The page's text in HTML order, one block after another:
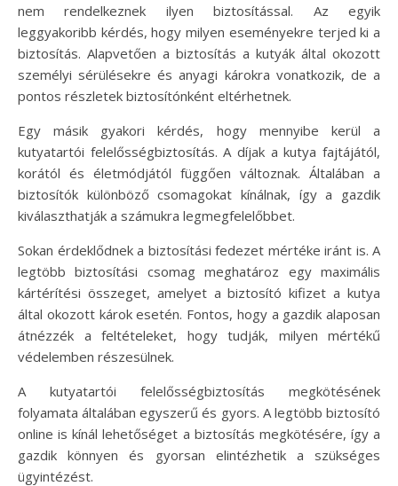
nem rendelkeznek ilyen biztosítással. Az egyik
leggyakoribb kérdés, hogy milyen eseményekre terjed ki a
biztosítás. Alapvetően a biztosítás a kutyák által okozott
személyi sérülésekre és anyagi károkra vonatkozik, de a
pontos részletek biztosítónként eltérhetnek.
Egy másik gyakori kérdés, hogy mennyibe kerül a
kutyatartói felelősségbiztosítás. A díjak a kutya fajtájától,
korától és életmódjától függően változnak. Általában a
biztosítók különböző csomagokat kínálnak, így a gazdik
kiválaszthatják a számukra legmegfelelőbbet.
Sokan érdeklődnek a biztosítási fedezet mértéke iránt is. A
legtöbb biztosítási csomag meghatároz egy maximális
kártérítési összeget, amelyet a biztosító kifizet a kutya
által okozott károk esetén. Fontos, hogy a gazdik alaposan
átnézzék a feltételeket, hogy tudják, milyen mértékű
védelemben részesülnek.
A kutyatartói felelősségbiztosítás megkötésének
folyamata általában egyszerű és gyors. A legtöbb biztosító
online is kínál lehetőséget a biztosítás megkötésére, így a
gazdik könnyen és gyorsan elintézhetik a szükséges
ügyintézést.